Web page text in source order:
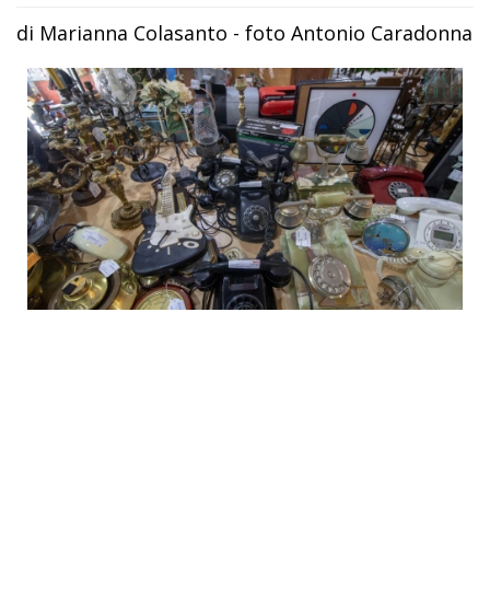
di Marianna Colasanto - foto Antonio Caradonna